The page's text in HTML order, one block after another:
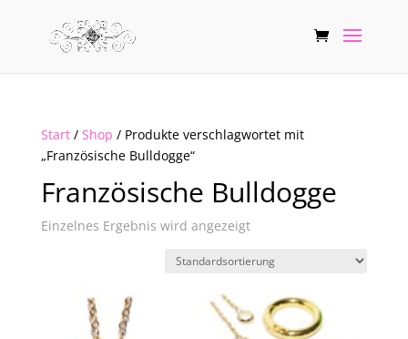
Start/ Shop / Produkte verschlagwortet mit
„Französische Bulldogge“
Französische Bulldogge
Einzelnes Ergebnis wird angezeigt